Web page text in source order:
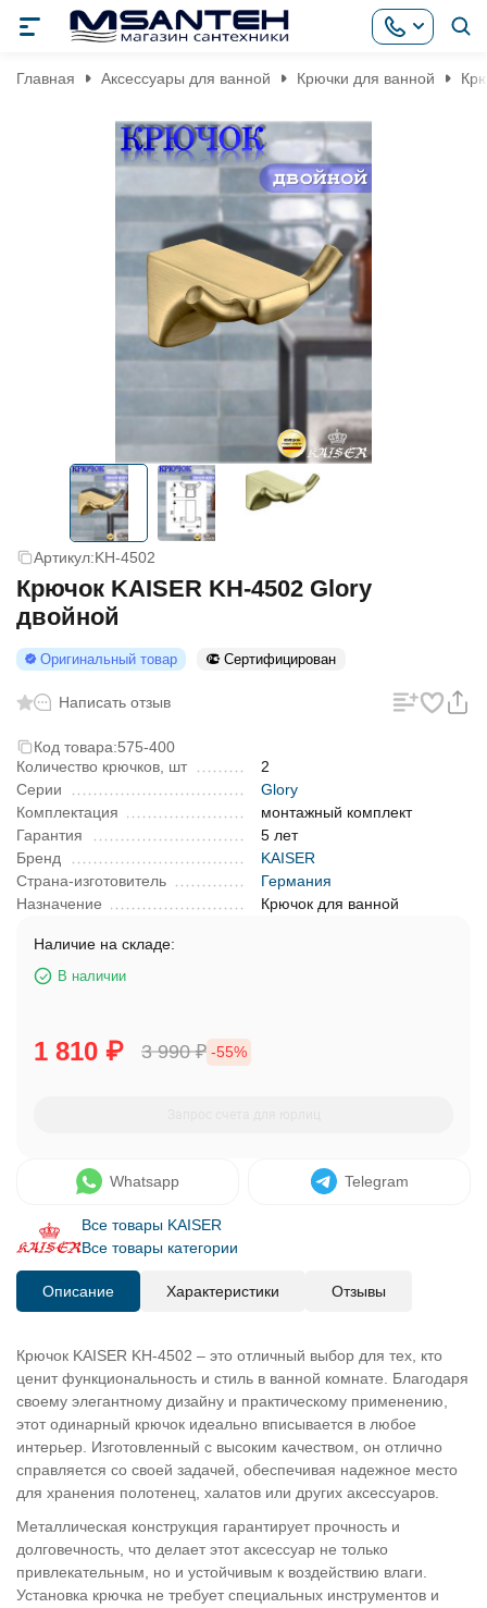
Главная Аксессуары для ванной Крючки для ванной
Артикул:KH-4502
Крючок KAISER KH-4502 Glory
двойной
Оригинальный товар Сертифицирован
Написать отзыв
Код товара:575-400
Количество крючков, шт
2
Серии
Glory
Комплектация
монтажный комплект
Гарантия
5 лет
Бренд
KAISER
Страна-изготовитель
Германия
Назначение
Крючок для ванной
Наличие на складе:
В наличии
1 810 ₽ 3 990₽ -55%
Whatsapp Telegram
Все товары KAISER
Все товары категории
Описание Характеристики Отзывы
Крючок KAISER KH-4502 – это отличный выбор для тех, кто
ценит функциональность и стиль в ванной комнате. Благодаря
своему элегантному дизайну и практическому применению,
этот одинарный крючок идеально вписывается в любое
интерьер. Изготовленный с высоким качеством, он отлично
справляется со своей задачей, обеспечивая надежное место
для хранения полотенец, халатов или других аксессуаров.
Металлическая конструкция гарантирует прочность и
долговечность, что делает этот аксессуар не только
привлекательным, но и устойчивым к воздействию влаги.
Установка крючка не требует специальных инструментов и